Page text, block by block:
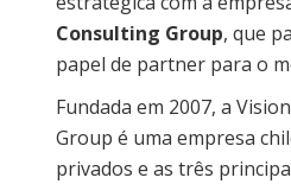
Consulting Group, que
papel de partner para o
Fundada em 2007, a
Group é uma empresa
privados e as três